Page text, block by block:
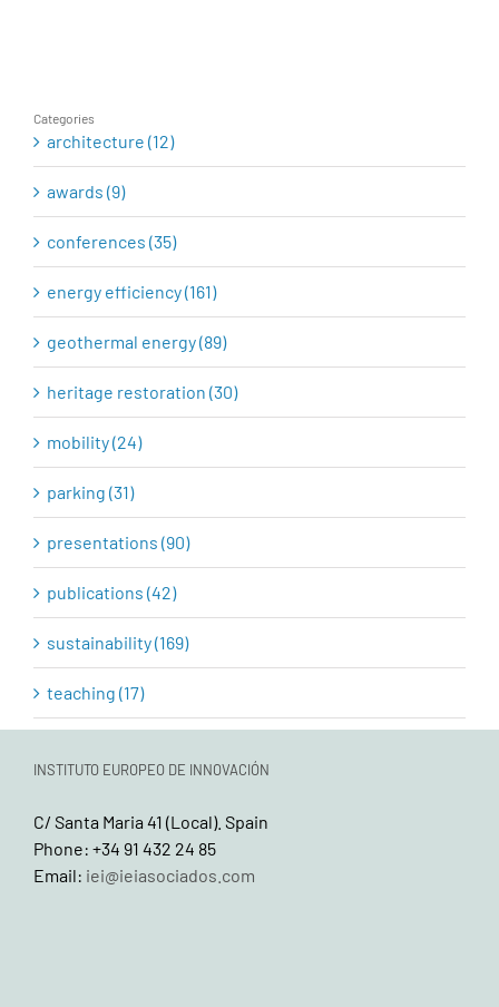
Categories
architecture (12)
awards (9)
conferences (35)
energy efficiency (161)
geothermal energy (89)
heritage restoration (30)
mobility (24)
parking (31)
presentations (90)
publications (42)
sustainability (169)
teaching (17)
INSTITUTO EUROPEO DE INNOVACIÓN
C/ Santa Maria 41 (Local). Spain
Phone: +34 91 432 24 85
Email: iei@ieiasociados.com